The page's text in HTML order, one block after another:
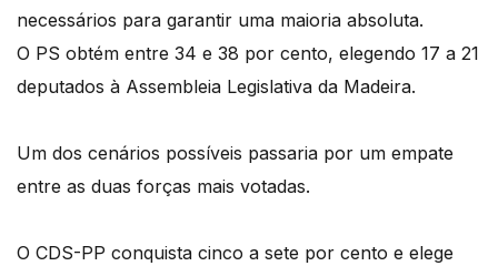
necessários para garantir uma maioria absoluta.
O PS obtém entre 34 e 38 por cento, elegendo 17 a 21
deputados à Assembleia Legislativa da Madeira.
Um dos cenários possíveis passaria por um empate
entre as duas forças mais votadas.
O CDS-PP conquista cinco a sete por cento e elege